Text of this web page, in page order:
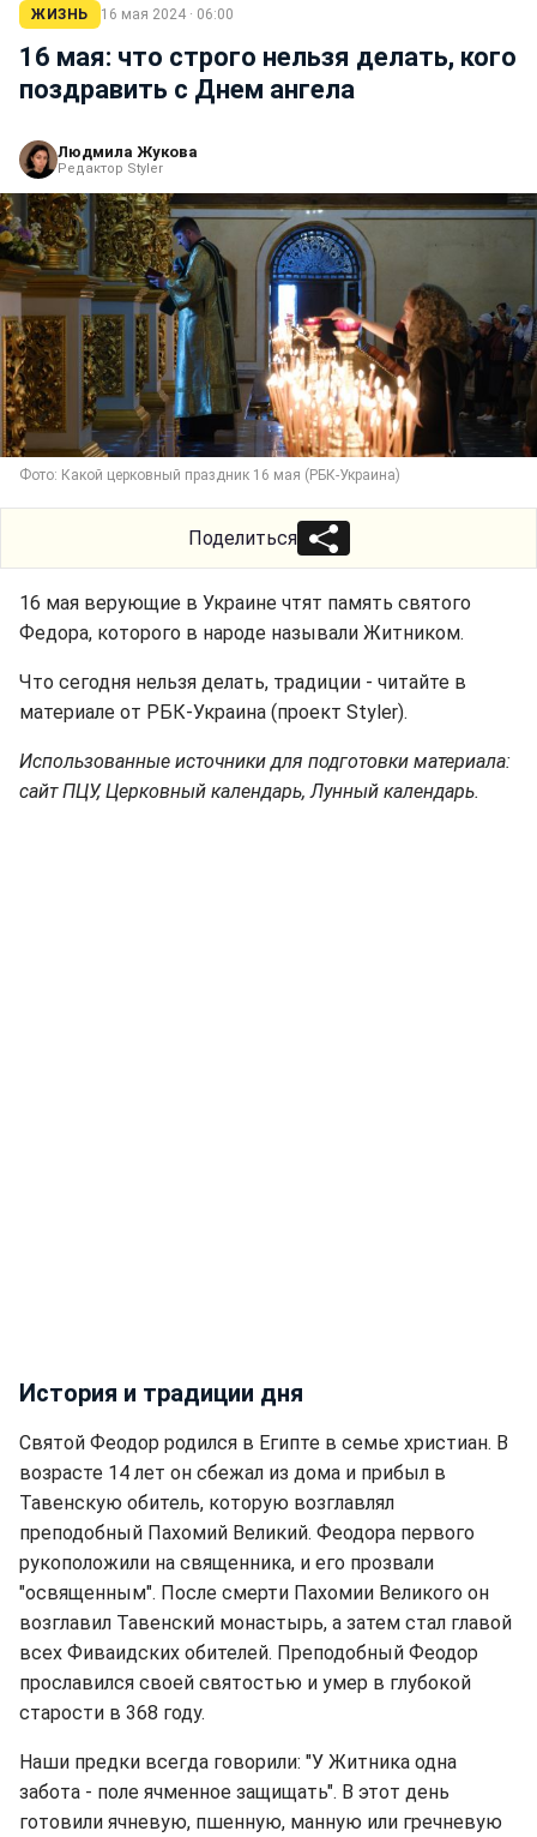
ЖИЗНЬ 16 мая 2024 · 06:00
16 мая: что строго нельзя делать, кого
поздравить с Днем ангела
Людмила Жукова
Редактор Styler
Фото: Какой церковный праздник 16 мая (РБК-Украина)
Поделиться
16 мая верующие в Украине чтят память святого
Федора, которого в народе называли Житником.
Что сегодня нельзя делать, традиции - читайте в
материале от РБК-Украина (проект Styler).
Использованные источники для подготовки материала:
сайт ПЦУ, Церковный календарь, Лунный календарь.
История и традиции дня
Святой Феодор родился в Египте в семье христиан. В
возрасте 14 лет он сбежал из дома и прибыл в
Тавенскую обитель, которую возглавлял
преподобный Пахомий Великий. Феодора первого
рукоположили на священника, и его прозвали
"освященным". После смерти Пахомии Великого он
возглавил Тавенский монастырь, а затем стал главой
всех Фиваидских обителей. Преподобный Феодор
прославился своей святостью и умер в глубокой
старости в 368 году.
Наши предки всегда говорили: "У Житника одна
забота - поле ячменное защищать". В этот день
готовили ячневую, пшенную, манную или гречневую